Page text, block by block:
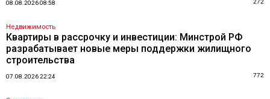
08.08.2026 08:58 272
Недвижимость
Квартиры в рассрочку и инвестиции: Минстрой РФ
разрабатывает новые меры поддержки жилищного
строительства
07.08.2026 22:24 772